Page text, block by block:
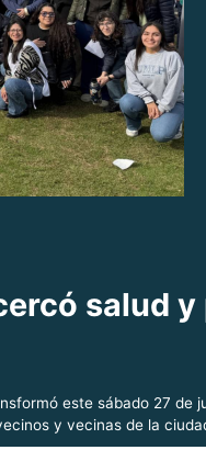
salud
este sábado 27
y vecinas de la